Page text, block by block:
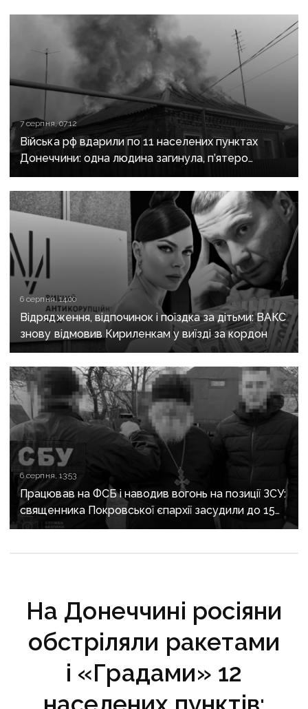
7 серпня, 07:12
Війська рф вдарили по 11 населених пунктах
Донеччини: одна людина загинула, п’ятеро
поранені
6 серпня, 14:00
Відрядження, відпочинок і поїздка за дітьми: ВАКС
знову відмовив Кириленкам у виїзді за кордон
6 серпня, 13:53
Працював на ФСБ і наводив вогонь на позиції ЗСУ:
священника Покровської єпархії засудили до 15
років
На Донеччині росіяни
обстріляли ракетами
і «Градами» 12